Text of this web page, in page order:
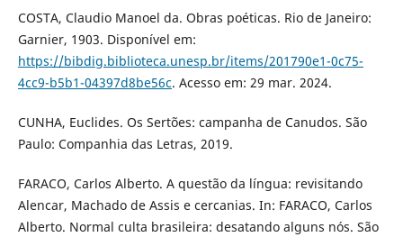
COSTA, Claudio Manoel da. Obras poéticas. Rio de Janeiro:
Garnier, 1903. Disponível em:
https://bibdig.biblioteca.unesp.br/items/201790e1-0c75-
4cc9-b5b1-04397d8be56c. Acesso em: 29 mar. 2024.
CUNHA, Euclides. Os Sertões: campanha de Canudos. São
Paulo: Companhia das Letras, 2019.
FARACO, Carlos Alberto. A questão da língua: revisitando
Alencar, Machado de Assis e cercanias. In: FARACO, Carlos
Alberto. Normal culta brasileira: desatando alguns nós. São